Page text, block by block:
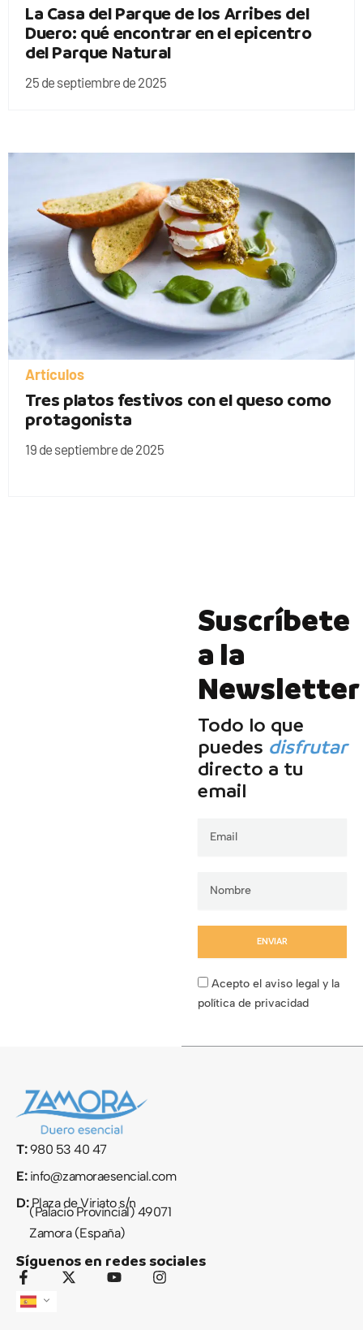
La Casa del Parque de los Arribes del
Duero: qué encontrar en el epicentro
del Parque Natural
25 de septiembre de 2025
Artículos
Tres platos festivos con el queso como
protagonista
19 de septiembre de 2025
Suscríbete
a la
Newsletter
Todo lo que
puedes disfrutar
directo a tu
email
Acepto el aviso legal y la
política de privacidad
ENVIAR
T:980 53 40 47
E:info@zamoraesencial.com
D:Plaza de Viriato s/n
(Palacio Provincial) 49071
Zamora (España)
Síguenos en redes sociales
F
c
X
Y
I